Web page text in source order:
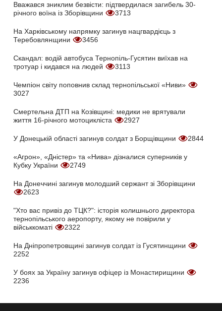
Вважався зниклим безвісти: підтвердилася загибель 30-
річного воїна із Зборівщини
3713
На Харківському напрямку загинув нацгвардієць з
Теребовлянщини
3456
Скандал: водій автобуса Тернопіль-Гусятин виїхав на
тротуар і кидався на людей
3113
Чемпіон світу поповнив склад тернопільської «Ниви»
3027
Смертельна ДТП на Козівщині: медики не врятували
життя 16-річного мотоцикліста
2927
У Донецькій області загинув солдат з Борщівщини 2844
«Агрон», «Дністер» та «Нива» дізналися суперників у
Кубку України
2749
На Донеччині загинув молодший сержант зі Зборівщини
2623
"Хто вас привіз до ТЦК?": історія колишнього директора
тернопільського аеропорту, якому не повірили у
військкоматі
2322
На Дніпропетровщині загинув солдат із Гусятинщини
2252
У боях за Україну загинув офіцер із Монастирищини
2236